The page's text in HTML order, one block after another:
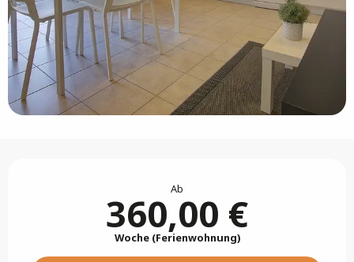
Ab
360,00 €
Woche (Ferienwohnung)